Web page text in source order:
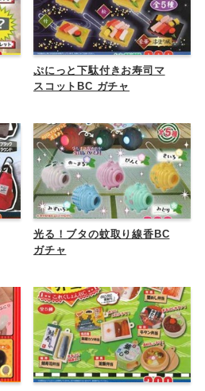
ぷにっと下駄付きお寿司マ
スコットBC ガチャ
光る！ブタの蚊取り線香BC
ガチャ